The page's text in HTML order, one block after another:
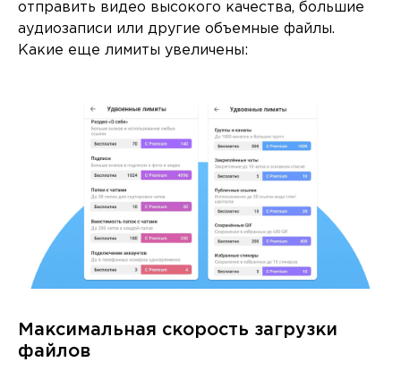
отправить видео высокого качества, большие
аудиозаписи или другие объемные файлы.
Какие еще лимиты увеличены:
Максимальная скорость загрузки
файлов